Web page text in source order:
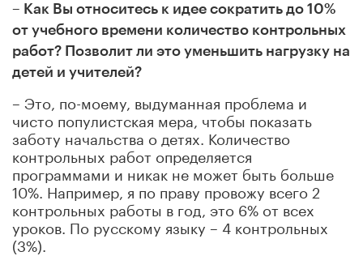
– Как Вы относитесь к идее сократить до 10%
от учебного времени количество контрольных
работ? Позволит ли это уменьшить нагрузку на
детей и учителей?
– Это, по-моему, выдуманная проблема и
чисто популистская мера, чтобы показать
заботу начальства о детях. Количество
контрольных работ определяется
программами и никак не может быть больше
10%. Например, я по праву провожу всего 2
контрольных работы в год, это 6% от всех
уроков. По русскому языку – 4 контрольных
(3%).